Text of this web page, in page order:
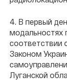
4. В первый
модальностях
соответствии
Законом
Луганской